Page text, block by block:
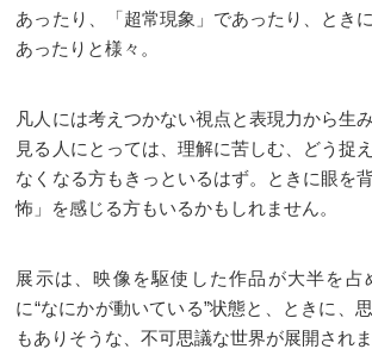
あったり、「超常現象」であったり、とき
あったりと様々。
凡人には考えつかない視点と表現力から生
見る人にとっては、理解に苦しむ、どう捉
なくなる方もきっといるはず。ときに眼を
怖」を感じる方もいるかもしれません。
展示は、映像を駆使した作品が大半を占
に“なにかが動いている”状態と、ときに、
もありそうな、不可思議な世界が展開されま